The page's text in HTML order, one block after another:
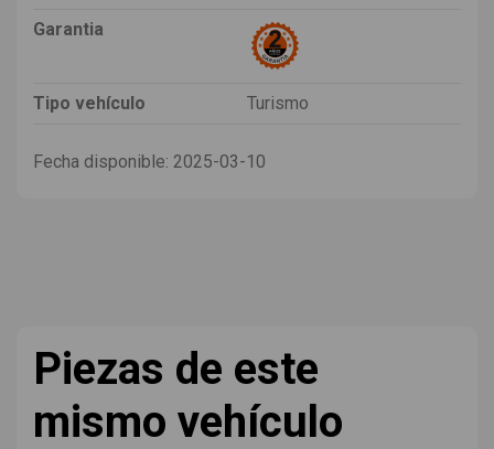
Garantia
Tipo vehículo Turismo
Fecha disponible: 2025-03-10
Piezas de este
mismo vehículo